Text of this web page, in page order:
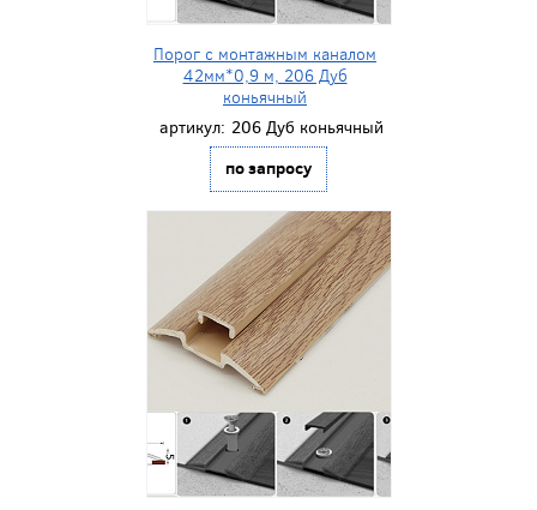
Порог с монтажным каналом
42мм*0,9 м, 206 Дуб
коньячный
артикул: 206 Дуб коньячный
по запросу